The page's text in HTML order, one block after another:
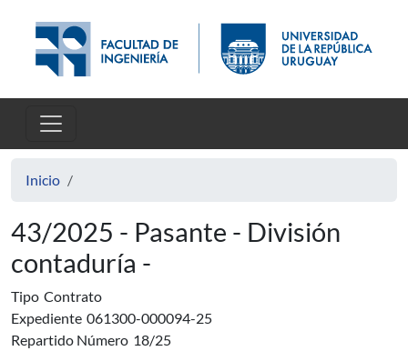
Inicio
43/2025 - Pasante - División
contaduría -
Tipo Contrato
Expediente 061300-000094-25
Repartido Número 18/25